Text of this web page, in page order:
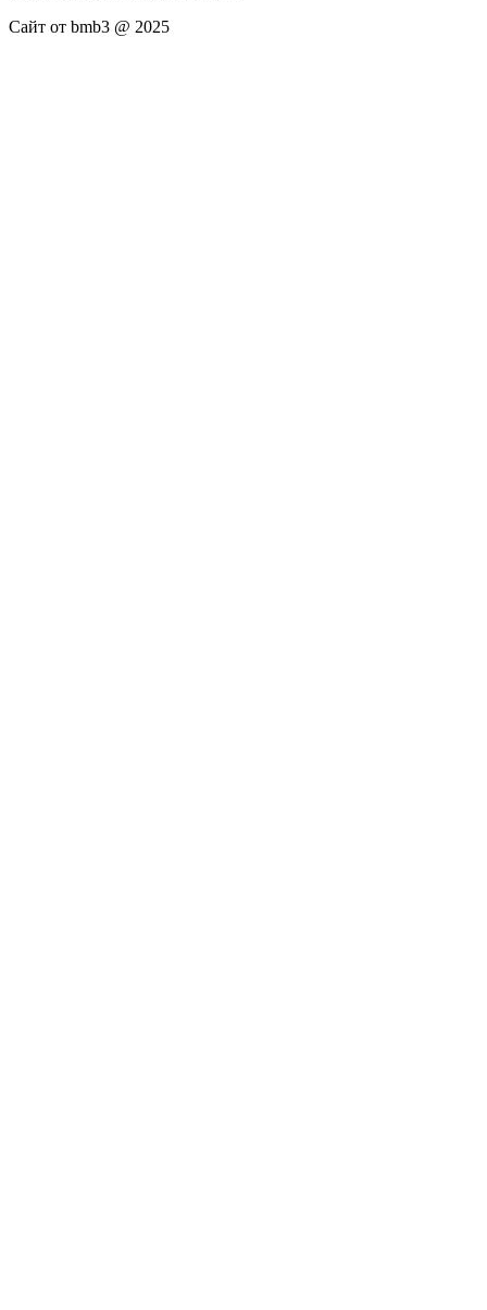
Сайт от bmb3 @ 2025